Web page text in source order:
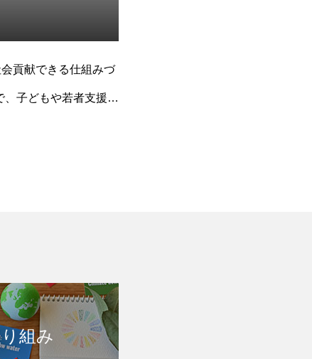
貢献できる仕組みづ
子どもや若者支援な
組み